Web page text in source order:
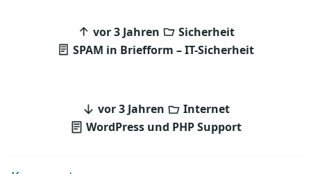
vor 3 Jahren
Sicherheit
SPAM in Briefform – IT-Sicherheit
vor 3 Jahren
Internet
WordPress und PHP Support